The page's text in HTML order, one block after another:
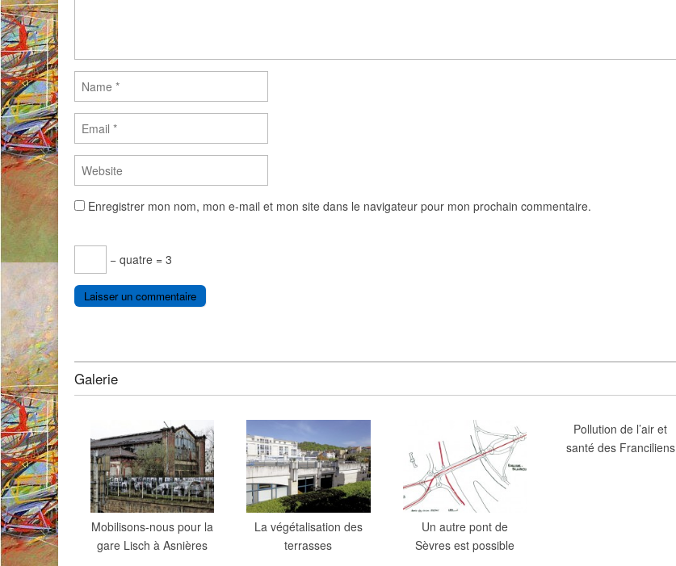
Enregistrer mon nom, mon e-mail et mon site dans le navigateur pour mon prochain commentaire.
− quatre = 3
Galerie
Mobilisons-nous pour la
gare Lisch à Asnières
La végétalisation des
terrasses
Un autre pont de
Sèvres est possible
Pollution de l’air et
santé des Franciliens